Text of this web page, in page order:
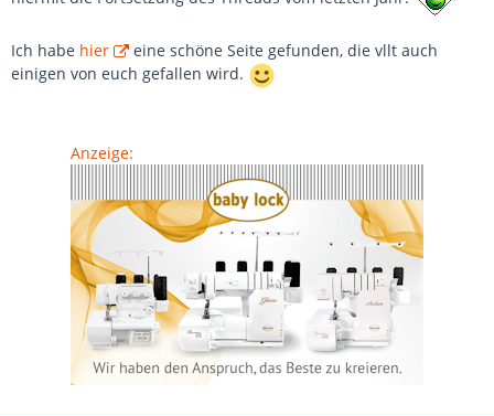
Ich habe hier
eine schöne Seite gefunden, die vllt auch
einigen von euch gefallen wird.
Anzeige: